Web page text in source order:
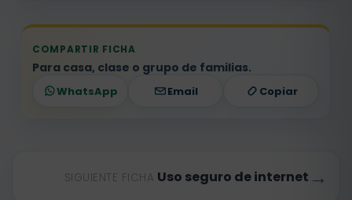
COMPARTIR FICHA
Para casa, clase o grupo de familias.
WhatsApp Email Copiar
SIGUIENTE FICHA Uso seguro de internet →